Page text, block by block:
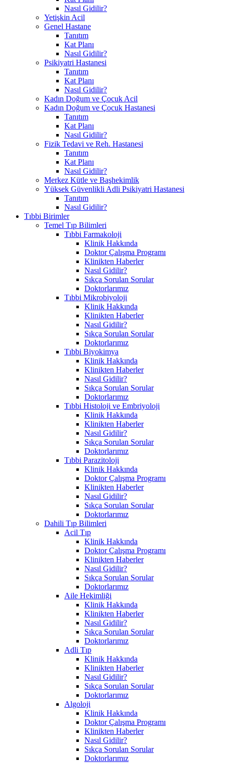
Nasıl Gidilir?
Yetişkin Acil
Genel Hastane
Tanıtım
Kat Planı
Nasıl Gidilir?
Psikiyatri Hastanesi
Tanıtım
Kat Planı
Nasıl Gidilir?
Kadın Doğum ve Çocuk Acil
Kadın Doğum ve Çocuk Hastanesi
Tanıtım
Kat Planı
Nasıl Gidilir?
Fizik Tedavi ve Reh. Hastanesi
Tanıtım
Kat Planı
Nasıl Gidilir?
Merkez Kütle ve Başhekimlik
Yüksek Güvenlikli Adli Psikiyatri Hastanesi
Tanıtım
Nasıl Gidilir?
Tıbbi Birimler
Temel Tıp Bilimleri
Tıbbi Farmakoloji
Klinik Hakkında
Doktor Çalışma Programı
Klinikten Haberler
Nasıl Gidilir?
Sıkça Sorulan Sorular
Doktorlarımız
Tıbbi Mikrobiyoloji
Klinik Hakkında
Klinikten Haberler
Nasıl Gidilir?
Sıkça Sorulan Sorular
Doktorlarımız
Tıbbi Biyokimya
Klinik Hakkında
Klinikten Haberler
Nasıl Gidilir?
Sıkça Sorulan Sorular
Doktorlarımız
Tıbbi Histoloji ve Embriyoloji
Klinik Hakkında
Klinikten Haberler
Nasıl Gidilir?
Sıkça Sorulan Sorular
Doktorlarımız
Tıbbi Parazitoloji
Klinik Hakkında
Doktor Çalışma Programı
Klinikten Haberler
Nasıl Gidilir?
Sıkça Sorulan Sorular
Doktorlarımız
Dahili Tıp Bilimleri
Acil Tıp
Klinik Hakkında
Doktor Çalışma Programı
Klinikten Haberler
Nasıl Gidilir?
Sıkça Sorulan Sorular
Doktorlarımız
Aile Hekimliği
Klinik Hakkında
Klinikten Haberler
Nasıl Gidilir?
Sıkça Sorulan Sorular
Doktorlarımız
Adli Tıp
Klinik Hakkında
Klinikten Haberler
Nasıl Gidilir?
Sıkça Sorulan Sorular
Doktorlarımız
Algoloji
Klinik Hakkında
Doktor Çalışma Programı
Klinikten Haberler
Nasıl Gidilir?
Sıkça Sorulan Sorular
Doktorlarımız